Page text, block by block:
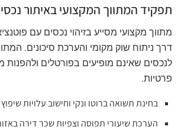
תפקיד המתווך המקצועי באיתור
מתווך מקצועי מסייע בזיהוי נכסים עם
דרך ניתוח שוק מקומי והערכת סיכונים.
לנכסים שאינם מופיעים בפורטלים
פרטיות.
בחינת תשואה ברוטו ונקי וחישוב עלויות
הערכת שיעורי תפוסה וצפיות שכר דירה